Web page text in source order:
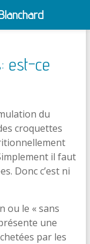
est-ce
du
croquettes
il faut
Donc c’est ni
ou le « sans
une
par les